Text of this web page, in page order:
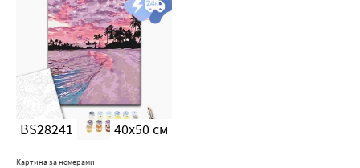
BS28241 40x50 см
Картина за номерами